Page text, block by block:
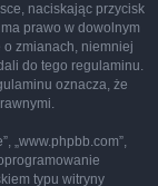
naciskając przycisk
prawo w dowolnym
zmianach, niemniej
do tego regulaminu.
oznacza, że
„www.phpbb.com”,
typu witryny